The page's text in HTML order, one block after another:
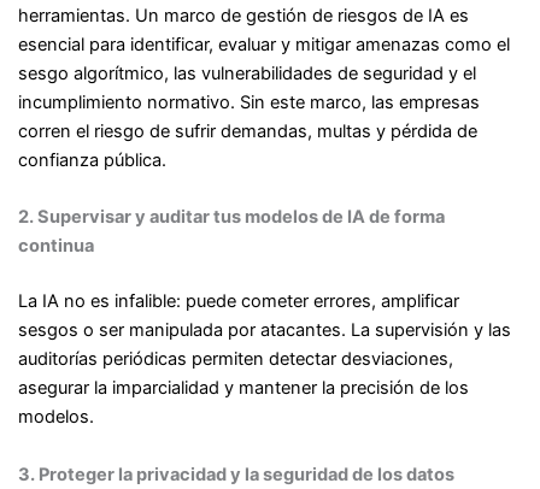
herramientas. Un marco de gestión de riesgos de IA es
esencial para identificar, evaluar y mitigar amenazas como el
sesgo algorítmico, las vulnerabilidades de seguridad y el
incumplimiento normativo. Sin este marco, las empresas
corren el riesgo de sufrir demandas, multas y pérdida de
confianza pública.
2. Supervisar y auditar tus modelos de IA de forma
continua
La IA no es infalible: puede cometer errores, amplificar
sesgos o ser manipulada por atacantes. La supervisión y las
auditorías periódicas permiten detectar desviaciones,
asegurar la imparcialidad y mantener la precisión de los
modelos.
3. Proteger la privacidad y la seguridad de los datos